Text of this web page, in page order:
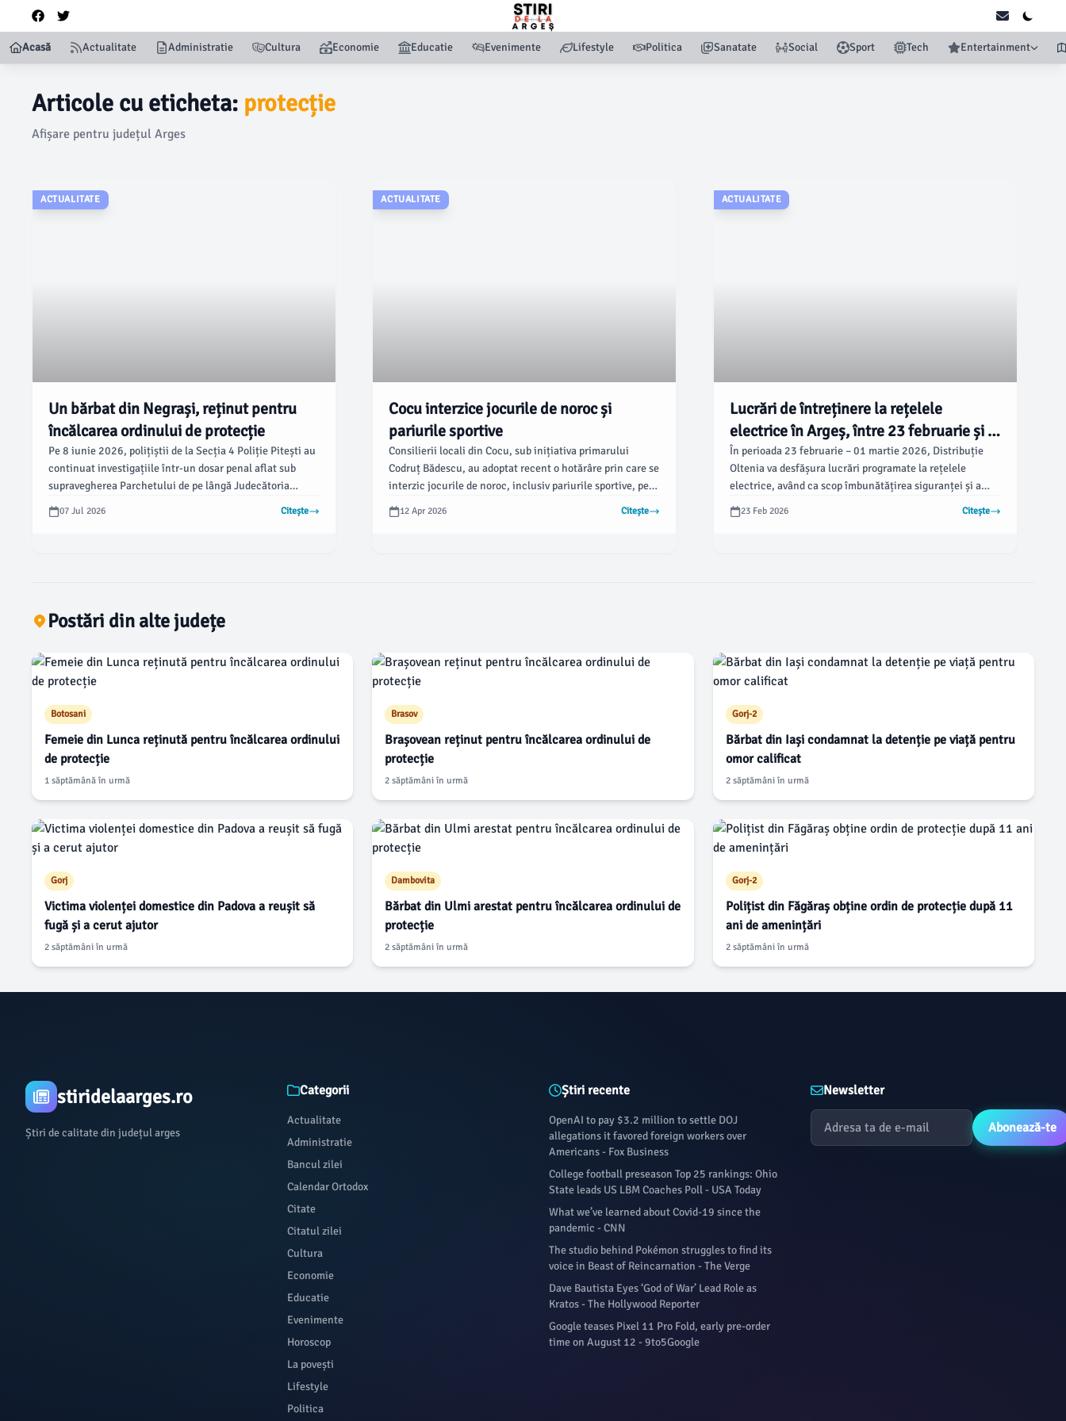
Acasă Actualitate Administratie Cultura Economie Educatie Evenimente Lifestyle Politica Sanatate Social Sport Tech Entertainment
Articole cu eticheta: protecție
Afișare pentru județul Arges
ACTUALITATE
Un bărbat din Negrași, reținut pentru
încălcarea ordinului de protecție
Pe 8 iunie 2026, polițiștii de la Secția 4 Poliție Pitești au
continuat investigațiile într-un dosar penal aflat sub
supravegherea Parchetului de pe lângă Judecătoria
Pitești. Acest caz vizează încălcarea ordinului de
protecție, în forma continuată, și hărțuire, fiind
07 Jul 2026 Citește
ACTUALITATE
Cocu interzice jocurile de noroc și
pariurile sportive
Consilierii locali din Cocu, sub inițiativa primarului
Codruț Bădescu, au adoptat recent o hotărâre prin care se
interzic jocurile de noroc, inclusiv pariurile sportive, pe
întreg teritoriul comunei. Conform ziarulargesul.ro,
această decizie se aliniază prevederilor Ordonanței de
12 Apr 2026 Citește
ACTUALITATE
Lucrări de întreținere la rețelele
electrice în Argeș, între 23 februarie și 1
martie
În perioada 23 februarie – 01 martie 2026, Distribuție
Oltenia va desfășura lucrări programate la rețelele
electrice, având ca scop îmbunătățirea siguranței și a
calității alimentării cu energie electrică pentru
consumatori. Conform ziarulargesul.ro, aceste lucrări vor
23 Feb 2026 Citește
Postări din alte județe
Botosani
Femeie din Lunca reținută pentru încălcarea ordinului
de protecție
1 săptămână în urmă
Brasov
Brașovean reținut pentru încălcarea ordinului de
protecție
2 săptămâni în urmă
Gorj-2
Bărbat din Iași condamnat la detenție pe viață pentru
omor calificat
2 săptămâni în urmă
Gorj
Victima violenței domestice din Padova a reușit să
fugă și a cerut ajutor
2 săptămâni în urmă
Dambovita
Bărbat din Ulmi arestat pentru încălcarea ordinului de
protecție
2 săptămâni în urmă
Gorj-2
Polițist din Făgăraș obține ordin de protecție după 11
ani de amenințări
2 săptămâni în urmă
stiridelaarges.ro
Știri de calitate din județul arges
Categorii
Actualitate
Administratie
Bancul zilei
Calendar Ortodox
Citate
Citatul zilei
Cultura
Economie
Educatie
Evenimente
Horoscop
La povești
Lifestyle
Politica
Știri recente
OpenAI to pay $3.2 million to settle DOJ
allegations it favored foreign workers over
Americans - Fox Business
College football preseason Top 25 rankings: Ohio
State leads US LBM Coaches Poll - USA Today
What we’ve learned about Covid-19 since the
pandemic - CNN
The studio behind Pokémon struggles to find its
voice in Beast of Reincarnation - The Verge
Dave Bautista Eyes ‘God of War’ Lead Role as
Kratos - The Hollywood Reporter
Google teases Pixel 11 Pro Fold, early pre-order
time on August 12 - 9to5Google
Newsletter
Abonează-te